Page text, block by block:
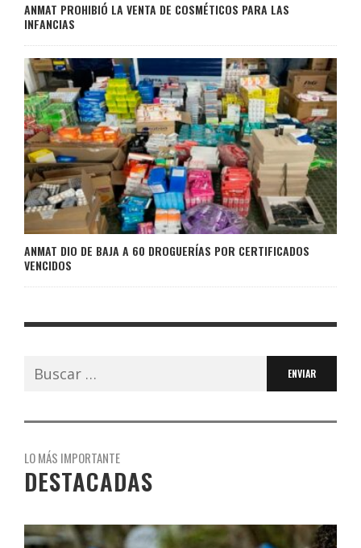
ANMAT PROHIBIÓ LA VENTA DE COSMÉTICOS PARA LAS
INFANCIAS
ANMAT DIO DE BAJA A 60 DROGUERÍAS POR CERTIFICADOS
VENCIDOS
Buscar:
LO MÁS IMPORTANTE
DESTACADAS